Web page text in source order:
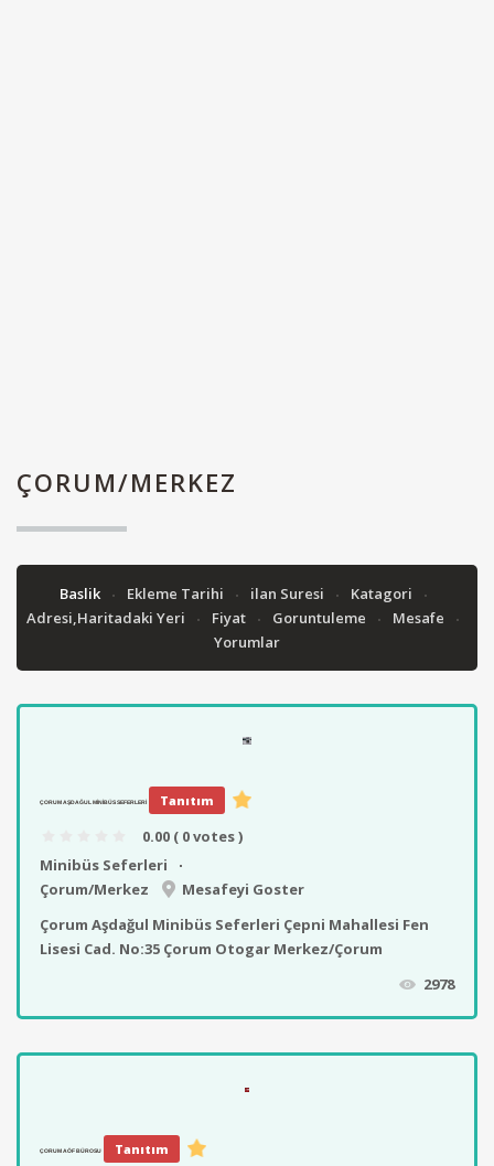
ÇORUM/MERKEZ
Baslik Ekleme Tarihi ilan Suresi
Katagori
Adresi,Haritadaki Yeri
Fiyat Goruntuleme
Mesafe
Yorumlar
ÇORUM AŞDAĞUL MINIBÜS SEFERLERI Tanıtım
0.00 ( 0 votes )
Minibüs Seferleri
Çorum/Merkez
Mesafeyi Goster
Çorum Aşdağul Minibüs Seferleri Çepni Mahallesi Fen
Lisesi Cad. No:35 Çorum Otogar Merkez/Çorum
2978
ÇORUM AÖF BÜROSU Tanıtım